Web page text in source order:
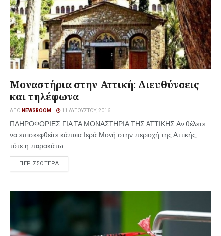
Μοναστήρια στην Αττική: Διευθύνσεις
και τηλέφωνα
ΑΠΌ NEWSROOM 11 ΑΥΓΟΎΣΤΟΥ, 2016
ΠΛΗΡΟΦΟΡΙΕΣ ΓΙΑ ΤΑ ΜΟΝΑΣΤΗΡΙΑ ΤΗΣ ΑΤΤΙΚΗΣ Αν θέλετε
να επισκεφθείτε κάποια Ιερά Μονή στην περιοχή της Αττικής,
τότε η παρακάτω ...
ΠΕΡΙΣΣΟΤΕΡΑ